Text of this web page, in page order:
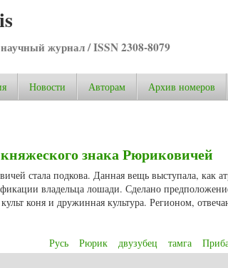
журнал / ISSN 2308-8079
Новости Авторам Архив номеров
знака Рюриковичей
стала подкова. Данная вещь выступала, как
владельца лошади. Сделано
коня и дружинная культура. Регионом,
Русь Рюрик двузубец тамга